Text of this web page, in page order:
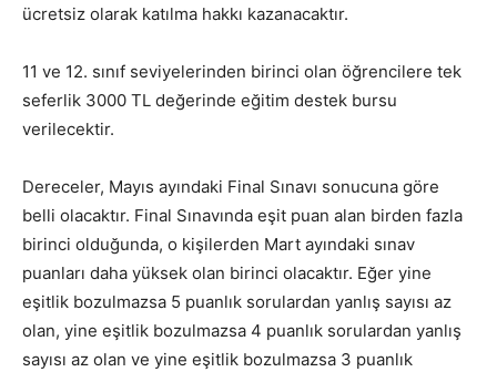
ücretsiz olarak katılma hakkı kazanacaktır.
11 ve 12. sınıf seviyelerinden birinci olan öğrencilere tek
seferlik 3000 TL değerinde eğitim destek bursu
verilecektir.
Dereceler, Mayıs ayındaki Final Sınavı sonucuna göre
belli olacaktır. Final Sınavında eşit puan alan birden fazla
birinci olduğunda, o kişilerden Mart ayındaki sınav
puanları daha yüksek olan birinci olacaktır. Eğer yine
eşitlik bozulmazsa 5 puanlık sorulardan yanlış sayısı az
olan, yine eşitlik bozulmazsa 4 puanlık sorulardan yanlış
sayısı az olan ve yine eşitlik bozulmazsa 3 puanlık